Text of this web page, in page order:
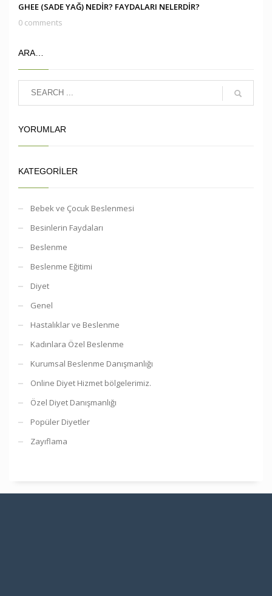
GHEE (SADE YAĞ) NEDİR? FAYDALARI NELERDİR?
0 comments
ARA…
YORUMLAR
KATEGORILER
Bebek ve Çocuk Beslenmesi
Besinlerin Faydaları
Beslenme
Beslenme Eğitimi
Diyet
Genel
Hastalıklar ve Beslenme
Kadınlara Özel Beslenme
Kurumsal Beslenme Danışmanlığı
Online Diyet Hizmet bölgelerimiz.
Özel Diyet Danışmanlığı
Popüler Diyetler
Zayıflama